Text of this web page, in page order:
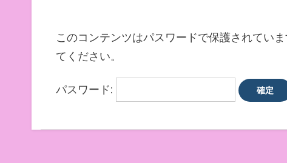
このコンテンツはパスワードで保護されてい
てください。
パスワード: